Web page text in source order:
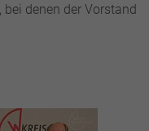
denen der Vorstand